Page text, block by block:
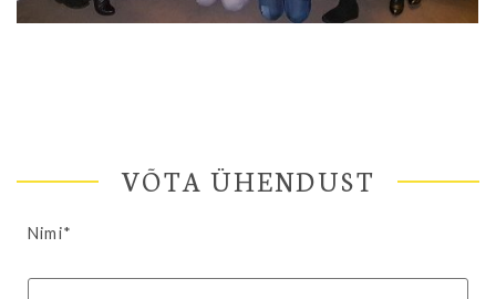
VÕTA ÜHENDUST
Nimi*